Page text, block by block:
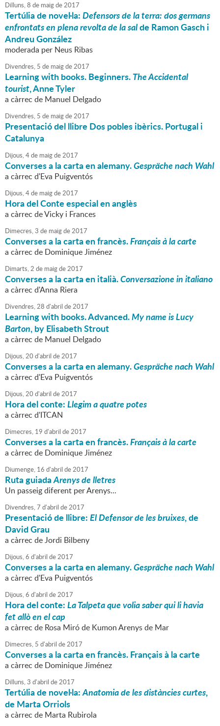
Dilluns,8 de maigde2017
Tertúlia de novel·la:Defensors de la terra: dos germans
enfrontats en plena revolta de la salde Ramon Gasch i
Andreu González
moderada per Neus Ribas
Divendres, 5 de maigde2017
Learning with books. Beginners.The Accidental
tourist, Anne Tyler
a càrrec de Manuel Delgado
Divendres, 5 de maigde2017
Presentació del llibre Dos pobles ibèrics. Portugal i
Catalunya
Dijous,4de maigde2017
Converses a la carta en alemany.Gespräche nach Wahl
a càrrec d'Eva Puigventós
Dijous,4de maigde2017
Hora del Conte especial en anglès
a càrrec de Vicky i Frances
Dimecres,3 de maigde2017
Converses a la carta en francès.Français à la carte
a càrrec de Dominique Jiménez
Dimarts,2 de maigde2017
Converses a la carta en italià.Conversazione in italiano
a càrrec d'Anna Riera
Divendres,28 d'abril de2017
Learning with books. Advanced.My name is Lucy
Barton, by Elisabeth Strout
a càrrec de Manuel Delgado
Dijous,20 d'abril de2017
Converses a la carta en alemany.Gespräche nach Wahl
a càrrec d'Eva Puigventós
Dijous,20 d'abril de2017
Hora del conte:Llegim a quatre potes
a càrrec d'ITCAN
Dimecres, 19 d'abril de2017
Converses a la carta en francès.Français à la carte
a càrrec de Dominique Jiménez
Diumenge, 16 d'abril de2017
Ruta guiadaArenys de lletres
Un passeig diferent per Arenys...
Divendres,7 d'abril de2017
Presentació de llibre:El Defensor de les bruixes, de
David Grau
a càrrec de Jordi Bilbeny
Dijous,6 d'abril de2017
Converses a la carta en alemany.Gespräche nach Wahl
a càrrec d'Eva Puigventós
Dijous,6 d'abril de2017
Hora del conte:La Talpeta que volia saber qui li havia
fet allò en el cap
a càrrec de Rosa Miró de Kumon Arenys de Mar
Dimecres, 5 d'abril de2017
Converses a la carta en francès. Français à la carte
a càrrec de Dominique Jiménez
Dilluns,3 d'abril de2017
Tertúlia de novel·la:Anatomia de les distàncies curtes,
de Marta Orriols
a càrrec de Marta Rubirola